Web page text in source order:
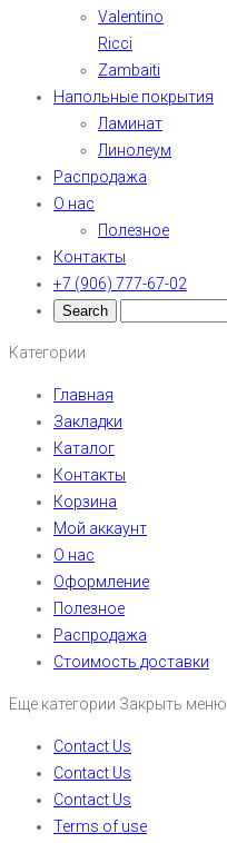
Valentino
Ricci
Zambaiti
Напольные покрытия
Ламинат
Линолеум
Распродажа
О нас
Полезное
Контакты
+7 (906) 777-67-02
Категории
Главная
Закладки
Каталог
Контакты
Корзина
Мой аккаунт
О нас
Оформление
Полезное
Распродажа
Стоимость доставки
Еще категории Закрыть меню
Contact Us
Contact Us
Contact Us
Terms of use